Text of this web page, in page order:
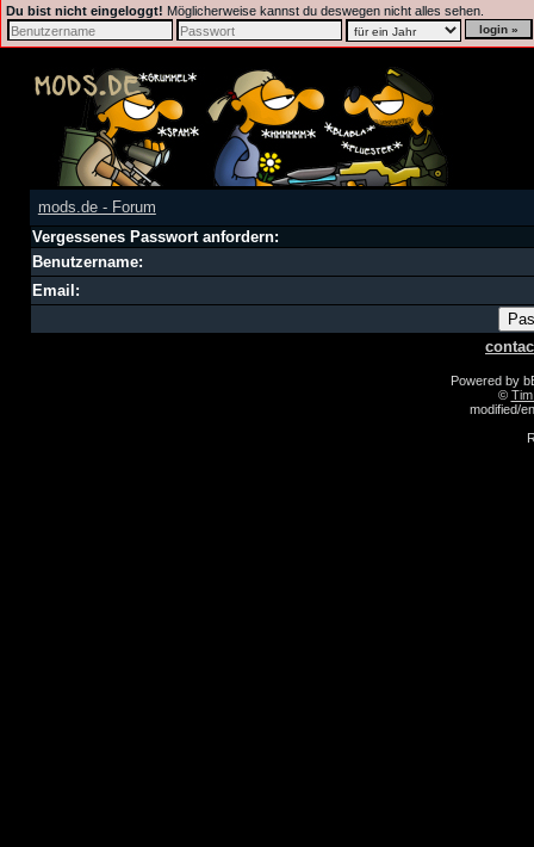
Du bist nicht eingeloggt! Möglicherweise kannst du deswegen nicht alles sehen.
mods.de - Forum
Vergessenes Passwort anfordern:
Benutzername:
Email:
Powered by
©
modified/